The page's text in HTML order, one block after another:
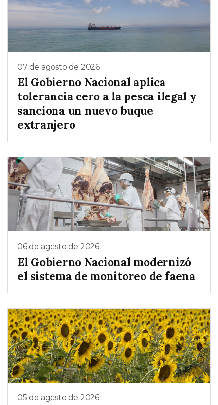
07 de agosto de 2026
El Gobierno Nacional aplica
tolerancia cero a la pesca ilegal y
sanciona un nuevo buque
extranjero
06 de agosto de 2026
El Gobierno Nacional modernizó
el sistema de monitoreo de faena
05 de agosto de 2026